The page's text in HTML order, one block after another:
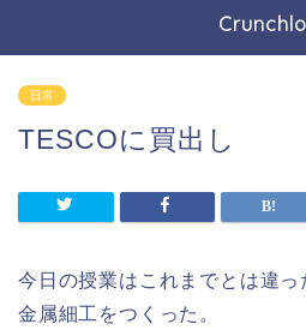
日常
TESCOに買出し
今日の授業はこれまでとは違っ
金属細工をつくった。